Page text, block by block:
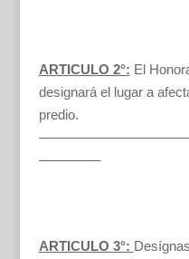
ARTICULO 2°: El
designará el lugar a
predio.
————–
ARTICULO 3°: